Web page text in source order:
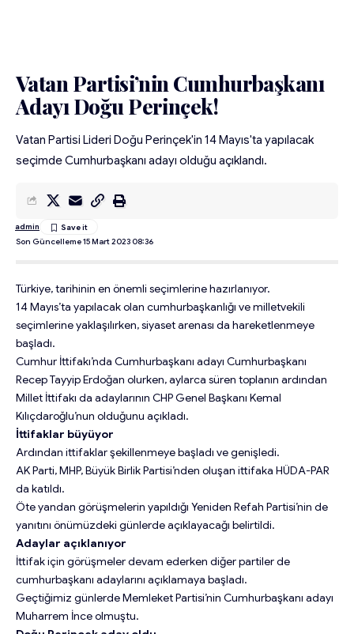
Vatan Partisi’nin Cumhurbaşkanı
Adayı Doğu Perinçek!
Vatan Partisi Lideri Doğu Perinçek'in 14 Mayıs'ta yapılacak
seçimde Cumhurbaşkanı adayı olduğu açıklandı.
Son Güncelleme 15 Mart 2023 08:36
admin
Türkiye, tarihinin en önemli seçimlerine hazırlanıyor.
14 Mayıs’ta yapılacak olan cumhurbaşkanlığı ve milletvekili
seçimlerine yaklaşılırken, siyaset arenası da hareketlenmeye
başladı.
Cumhur İttifakı’nda Cumhurbaşkanı adayı Cumhurbaşkanı
Recep Tayyip Erdoğan olurken, aylarca süren toplanın ardından
Millet İttifakı da adaylarının CHP Genel Başkanı Kemal
Kılıçdaroğlu’nun olduğunu açıkladı.
İttifaklar büyüyor
Ardından ittifaklar şekillenmeye başladı ve genişledi.
AK Parti, MHP, Büyük Birlik Partisi’nden oluşan ittifaka HÜDA-PAR
da katıldı.
Öte yandan görüşmelerin yapıldığı Yeniden Refah Partisi’nin de
yanıtını önümüzdeki günlerde açıklayacağı belirtildi.
Adaylar açıklanıyor
İttifak için görüşmeler devam ederken diğer partiler de
cumhurbaşkanı adaylarını açıklamaya başladı.
Geçtiğimiz günlerde Memleket Partisi’nin Cumhurbaşkanı adayı
Muharrem İnce olmuştu.